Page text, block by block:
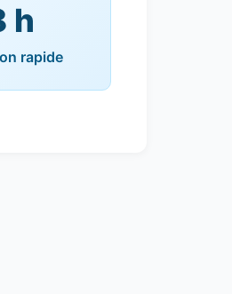
h
rapide